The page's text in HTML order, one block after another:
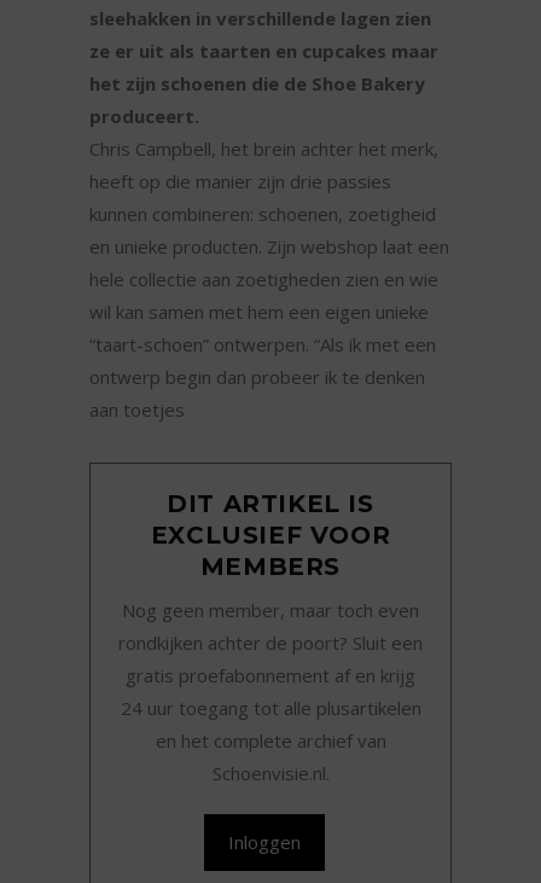
sleehakken in verschillende lagen zien
ze er uit als taarten en cupcakes maar
het zijn schoenen die de Shoe Bakery
produceert.
Chris Campbell, het brein achter het merk,
heeft op die manier zijn drie passies
kunnen combineren: schoenen, zoetigheid
en unieke producten. Zijn webshop laat een
hele collectie aan zoetigheden zien en wie
wil kan samen met hem een eigen unieke
“taart-schoen” ontwerpen. “Als ik met een
ontwerp begin dan probeer ik te denken
aan toetjes
DIT ARTIKEL IS
EXCLUSIEF VOOR
MEMBERS
Nog geen member, maar toch even
rondkijken achter de poort? Sluit een
gratis proefabonnement af en krijg
24 uur toegang tot alle plusartikelen
en het complete archief van
Schoenvisie.nl.
Inloggen